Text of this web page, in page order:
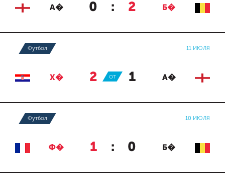
А� 0 : 2 Б�
Футбол 11 ИЮЛЯ
Х� 2 : 1 А�
ОТ
Футбол 10 ИЮЛЯ
Ф� 1 : 0 Б�